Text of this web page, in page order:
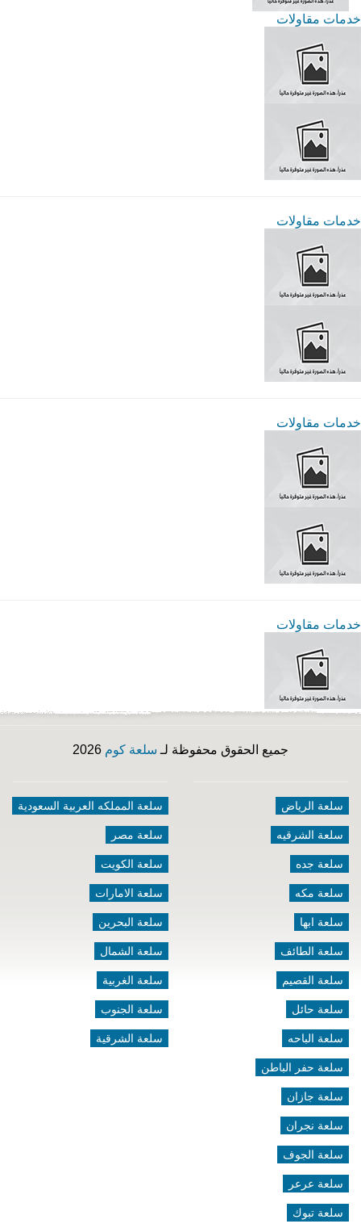
خدمات مقاولات
خدمات مقاولات
خدمات مقاولات
خدمات مقاولات
جميع الحقوق محفوظة لـ سلعة كوم
سلعة الرياض
سلعة الشرقيه
سلعة جده
سلعة مكه
سلعة ابها
سلعة الطائف
سلعة القصيم
سلعة حائل
سلعة الباحه
سلعة حفر الباطن
سلعة جازان
سلعة نجران
سلعة الجوف
سلعة عرعر
سلعة تبوك
سلعة المملكه العربية السعودية
سلعة مصر
سلعة الكويت
سلعة الامارات
سلعة البحرين
سلعة الشمال
سلعة الغربية
سلعة الجنوب
سلعة الشرقية